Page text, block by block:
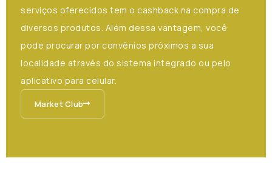
serviços oferecidos tem o cashback na compra de
diversos produtos. Além dessa vantagem, você
pode procurar por convênios próximos a sua
localidade através do sistema integrado ou pelo
aplicativo para celular.
Market Club